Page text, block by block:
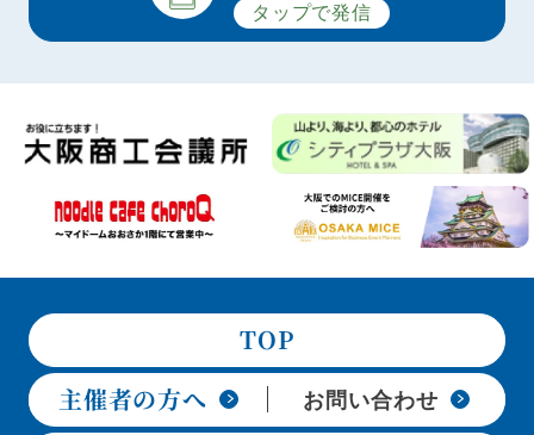
タップで発信
TOP
主催者の方へ
お問い合わせ